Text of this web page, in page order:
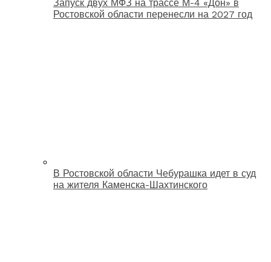
Запуск двух МФЗ на трассе М-4 «Дон» в
Ростовской области перенесли на 2027 год
В Ростовской области Чебурашка идет в суд
на жителя Каменска-Шахтинского